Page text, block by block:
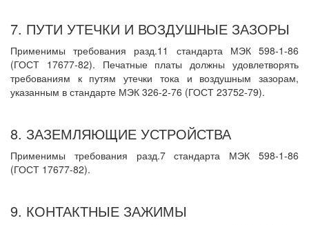
7. ПУТИ УТЕЧКИ И ВОЗДУШНЫЕ ЗАЗОРЫ
Применимы требования разд.11 стандарта МЭК 598-1-86
(ГОСТ 17677-82). Печатные платы должны удовлетворять
требованиям к путям утечки тока и воздушным зазорам,
указанным в стандарте МЭК 326-2-76 (ГОСТ 23752-79).
8. ЗАЗЕМЛЯЮЩИЕ УСТРОЙСТВА
Применимы требования разд.7 стандарта МЭК 598-1-86
(ГОСТ 17677-82).
9. КОНТАКТНЫЕ ЗАЖИМЫ